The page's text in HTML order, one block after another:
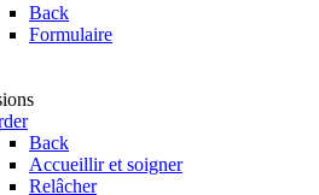
Back
Formulaire
Back
Accueillir et soigner
Relâcher